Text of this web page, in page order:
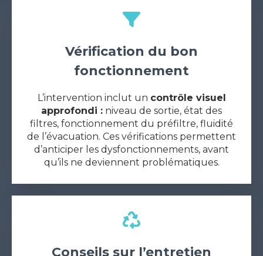
Vérification du bon
fonctionnement
L’intervention inclut un contrôle visuel
approfondi : niveau de sortie, état des
filtres, fonctionnement du préfiltre, fluidité
de l’évacuation. Ces vérifications permettent
d’anticiper les dysfonctionnements, avant
qu’ils ne deviennent problématiques.
Conseils sur l’entretien